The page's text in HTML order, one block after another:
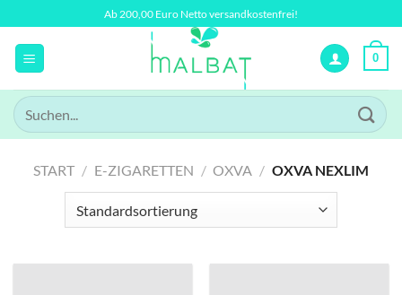
Inhalt
springen
Ab 200,00 Euro Netto versandkostenfrei!
0
Suchen
nach:
START / E-ZIGARETTEN / OXVA / OXVA NEXLIM